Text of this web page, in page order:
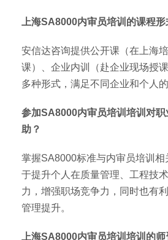
上海SA8000内审员培训的课程形
安信达咨询提供公开课（在上海
课）、企业内训（赴企业现场授
多种形式，满足不同企业和个人的
参加SA8000内审员培训培训对
助？
掌握SA8000标准与内审员培训相
于提升个人在质量管理、工程技
力，增强职场竞争力，同时也有
管理提升。
上海SA8000内审员培训培训的